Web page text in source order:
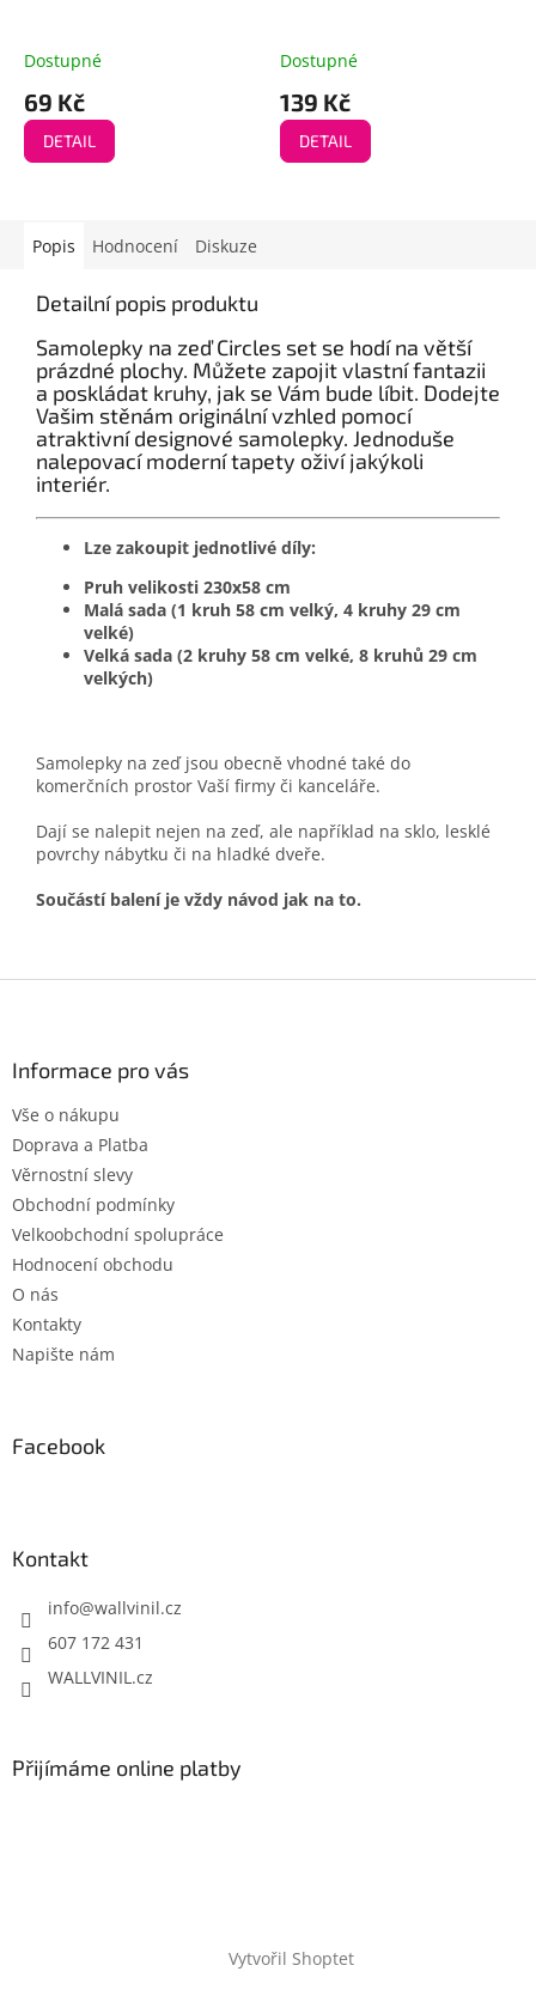
Dostupné
69 Kč
DETAIL
Dostupné
139 Kč
DETAIL
Popis Hodnocení Diskuze
Detailní popis produktu
Samolepky na zeď Circles set se hodí na větší
prázdné plochy. Můžete zapojit vlastní fantazii
a poskládat kruhy, jak se Vám bude líbit. Dodejte
Vašim stěnám originální vzhled pomocí
atraktivní designové samolepky. Jednoduše
nalepovací moderní tapety oživí jakýkoli
interiér.
Lze zakoupit jednotlivé díly:
Pruh velikosti 230x58 cm
Malá sada (1 kruh 58 cm velký, 4 kruhy 29 cm
velké)
Velká sada (2 kruhy 58 cm velké, 8 kruhů 29 cm
velkých)
Samolepky na zeď jsou obecně vhodné také do
komerčních prostor Vaší firmy či kanceláře.
Dají se nalepit nejen na zeď, ale například na sklo, lesklé
povrchy nábytku či na hladké dveře.
Součástí balení je vždy návod jak na to.
Informace pro vás
Vše o nákupu
Doprava a Platba
Věrnostní slevy
Obchodní podmínky
Velkoobchodní spolupráce
Hodnocení obchodu
O nás
Kontakty
Napište nám
Facebook
Kontakt
info@wallvinil.cz
607 172 431
WALLVINIL.cz
Přijímáme online platby
Vytvořil Shoptet